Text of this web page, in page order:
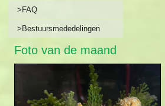
>FAQ
>Bestuursmededelingen
Foto van de maand